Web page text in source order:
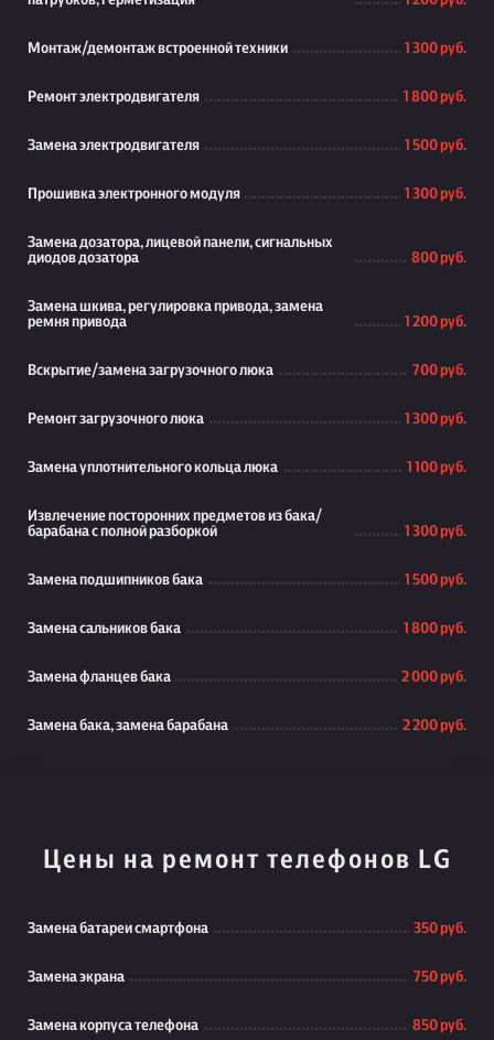
Монтаж/демонтаж встроенной техники 1 300 руб.
Ремонт электродвигателя 1 800 руб.
Замена электродвигателя 1 500 руб.
Прошивка электронного модуля 1 300 руб.
Замена дозатора, лицевой панели, сигнальных
диодов дозатора
800 руб.
Замена шкива, регулировка привода, замена
ремня привода
1 200 руб.
Вскрытие/замена загрузочного люка 700 руб.
Ремонт загрузочного люка 1 300 руб.
Замена уплотнительного кольца люка 1 100 руб.
Извлечение посторонних предметов из бака/
барабана с полной разборкой
1 300 руб.
Замена подшипников бака 1 500 руб.
Замена сальников бака 1 800 руб.
Замена фланцев бака 2 000 руб.
Замена бака, замена барабана 2 200 руб.
Цены на ремонт телефонов LG
Замена батареи смартфона 350 руб.
Замена экрана 750 руб.
Замена корпуса телефона 850 руб.